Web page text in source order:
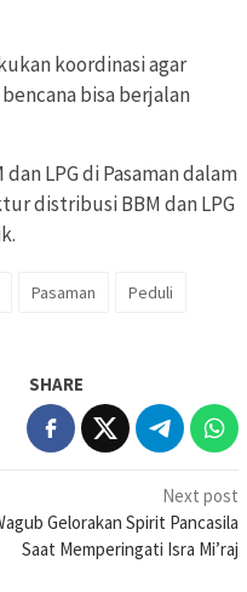
koordinasi agar
bisa berjalan
LPG di Pasaman dalam
distribusi BBM dan LPG
Pasaman
Peduli
SHARE
Next post
Gelorakan Spirit Pancasila
Saat Memperingati Isra Mi’raj